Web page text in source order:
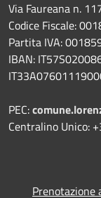
Via Faureana n.
Codice Fiscale:
Partita IVA:
IBAN:
PEC:
Centralino Unico:
Prenotazione